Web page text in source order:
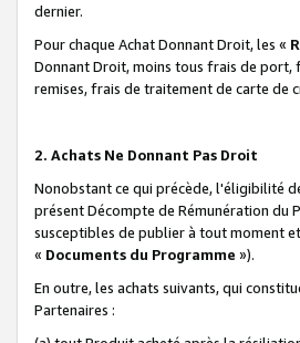
dernier.
Pour chaque Achat Donnant Droit, les «
Donnant Droit, moins tous frais de port,
remises, frais de traitement de carte de
2. Achats Ne Donnant Pas Droit
Nonobstant ce qui précède, l'éligibilité
présent Décompte de Rémunération du
susceptibles de publier à tout moment
« Documents du Programme »).
En outre, les achats suivants, qui
Partenaires :